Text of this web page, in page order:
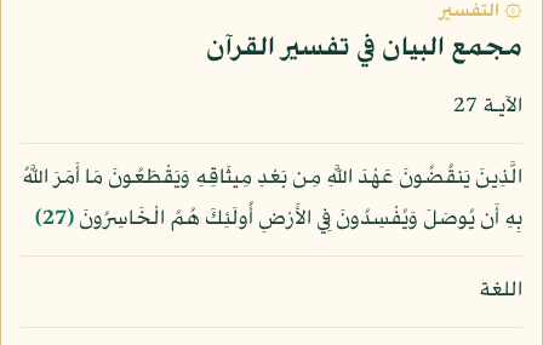
۞ التفسير
مجمع البيان في تفسير القرآن
الآيـة 27
الَّذِينَ يَنقُضُونَ عَهْدَ اللَّهِ مِن بَعْدِ مِيثَاقِهِ وَيَقْطَعُونَ مَا أَمَرَ اللَّهُ
بِهِ أَن يُوصَلَ وَيُفْسِدُونَ فِي الأَرْضِ أُولَئِكَ هُمُ الْخَاسِرُونَ﴿27﴾
اللغة